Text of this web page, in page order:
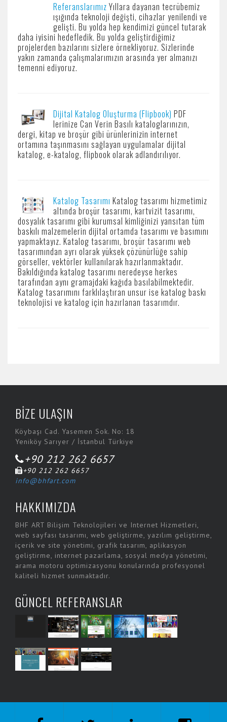
Referanslarımız Yıllara dayanan tecrübemiz
ışığında teknoloji değişti, cihazlar yenilendi ve
gelişti. Bu yolda hep kendimizi güncel tutarak
daha iyisini hedefledik. Bu yolda geliştirdiğimiz
projelerden bazılarını sizlere örnekliyoruz. Sizlerinde
yakın zamanda çalışmalarımızın arasında yer almanızı
temenni ediyoruz.
Dijital Katalog Oluşturma (Flipbook) PDF
lerinize Can Verin Basılı kataloglarınızın,
dergi, kitap ve broşür gibi ürünlerinizin internet
ortamına taşınmasını sağlayan uygulamalar dijital
katalog, e-katalog, flipbook olarak adlandırılıyor.
Katalog Tasarımı Katalog tasarımı hizmetimiz
altında broşür tasarımı, kartvizit tasarımı,
dosyalık tasarımı gibi kurumsal kimliğinizi yansıtan tüm
baskılı malzemelerin dijital ortamda tasarımı ve basımını
yapmaktayız. Katalog tasarımı, broşür tasarımı web
tasarımından ayrı olarak yüksek çözünürlüğe sahip
görseller, vektörler kullanılarak hazırlanmaktadır.
Bakıldığında katalog tasarımı neredeyse herkes
tarafından aynı gramajdaki kağıda basılabilmektedir.
Katalog tasarımını farklılaştıran unsur ise katalog baskı
teknolojisi ve katalog için hazırlanan tasarımdır.
BİZE ULAŞIN
Köybaşı Cad. Yasemen Sok. No: 18
Yeniköy Sarıyer / İstanbul Türkiye
+90 212 262 6657
+90 212 262 6657
info@bhfart.com
HAKKIMIZDA
BHF ART Bilişim Teknolojileri ve Internet Hizmetleri,
web sayfası tasarımı, web geliştirme, yazılım geliştirme,
içerik ve site yönetimi, grafik tasarım, aplikasyon
geliştirme, internet pazarlama, sosyal medya yönetimi,
arama motoru optimizasyonu konularında profesyonel
kaliteli hizmet sunmaktadır.
GÜNCEL REFERANSLAR